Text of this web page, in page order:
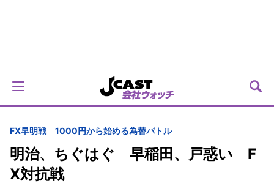
FX早明戦 1000円から始める為替バトル
明治、ちぐはぐ 早稲田、戸惑い F
X対抗戦